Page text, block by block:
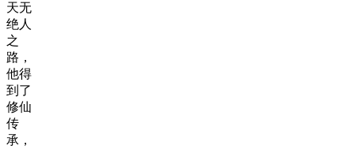
天无
绝人
之
路，
他得
到了
修仙
传
承，